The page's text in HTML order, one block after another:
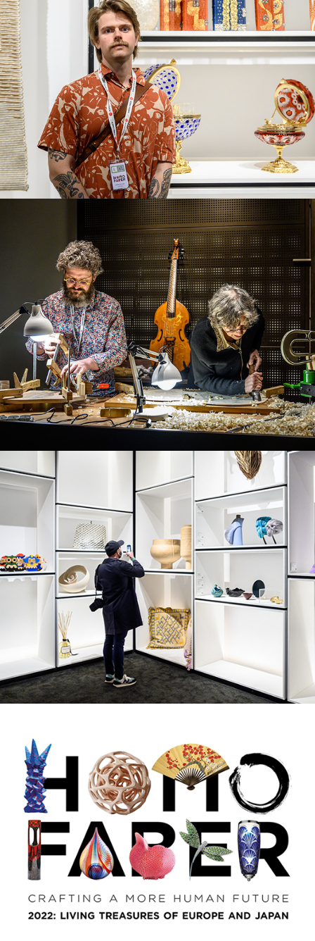
Новини за Хомо Фабер
Oбучителните програми на Хомо Фабер
Откриха второто издание на Хомо Фабер във
Венеция
Предстои второто биенале Хомо Фабер